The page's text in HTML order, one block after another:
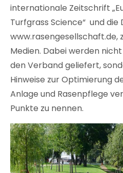
internationale Zeitschrift
Turfgrass Science“ und die
www.rasengesellschaft.de,
Medien. Dabei werden
den Verband geliefert,
Hinweise zur Optimierung
Anlage und Rasenpflege
Punkte zu nennen.